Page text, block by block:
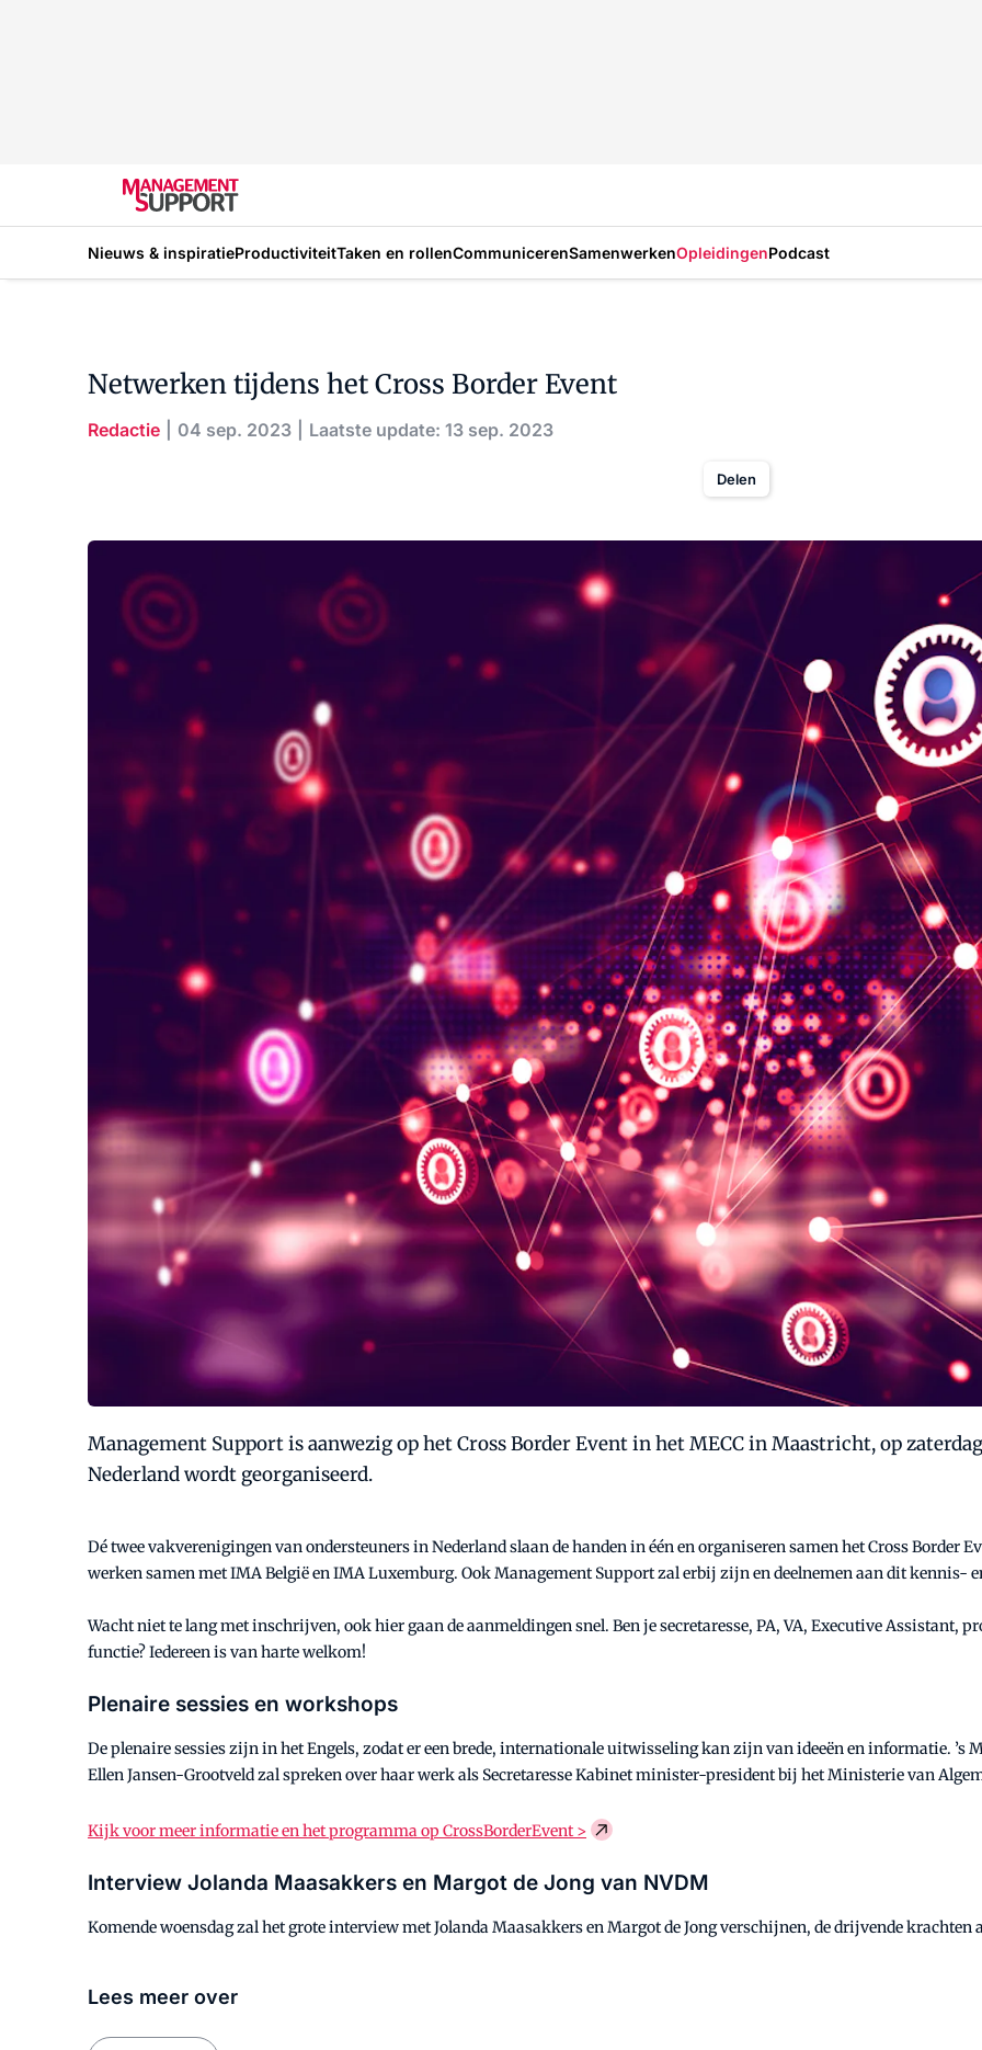
Nieuws & inspiratieProductiviteitTaken en rollenCommunicerenSamenwerkenOpleidingenPodcast
Netwerken tijdens het Cross Border Event
Redactie 04 sep. 2023 Laatste update: 13 sep. 2023
Delen
Management Support is aanwezig op het Cross Border Event in het MECC in Maastricht, op
Nederland wordt georganiseerd.
Dé twee vakverenigingen van ondersteuners in Nederland slaan de handen in één en organiseren samen het Cross Border
werken samen met IMA België en IMA Luxemburg. Ook Management Support zal erbij zijn en deelnemen aan dit kennis-
Wacht niet te lang met inschrijven, ook hier gaan de aanmeldingen snel. Ben je secretaresse, PA, VA, Executive Assistant,
functie? Iedereen is van harte welkom!
Plenaire sessies en workshops
De plenaire sessies zijn in het Engels, zodat er een brede, internationale uitwisseling kan zijn van ideeën en informatie. ’s
Ellen Jansen-Grootveld zal spreken over haar werk als Secretaresse Kabinet minister-president bij het Ministerie van
Kijk voor meer informatie en het programma op CrossBorderEvent >
Interview Jolanda Maasakkers en Margot de Jong van NVDM
Komende woensdag zal het grote interview met Jolanda Maasakkers en Margot de Jong verschijnen, de drijvende krachten
Lees meer over